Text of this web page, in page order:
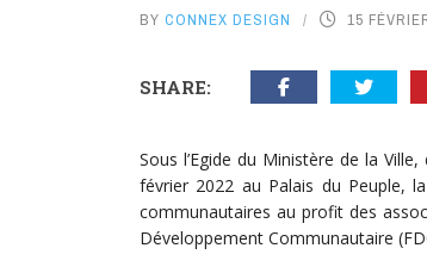
BY CONNEX DESIGN 15
SHARE:
Sous l’Egide du Ministère de la
février 2022 au Palais du Peuple,
communautaires au profit des
Développement Communautaire